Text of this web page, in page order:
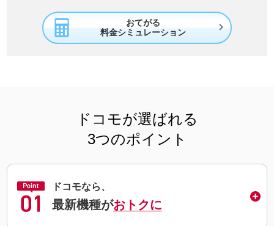
おてがる
料金シミュレーション

ドコモが選ばれる
3つのポイント
ドコモなら、
最新機種がおトクに